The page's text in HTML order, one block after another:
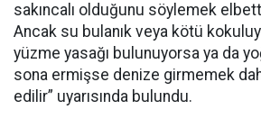
sakıncalı olduğunu söylemek
Ancak su bulanık veya kötü
yüzme yasağı bulunuyorsa ya da
sona ermişse denize girmemek
edilir” uyarısında bulundu.